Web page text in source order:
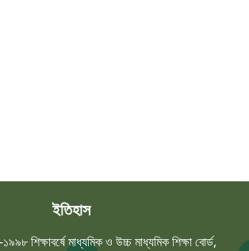
ইতিহাস
শিক্ষাবর্ষে মাধ্যমিক ও উচ্চ মাধ্যমিক শিক্ষা বোর্ড,